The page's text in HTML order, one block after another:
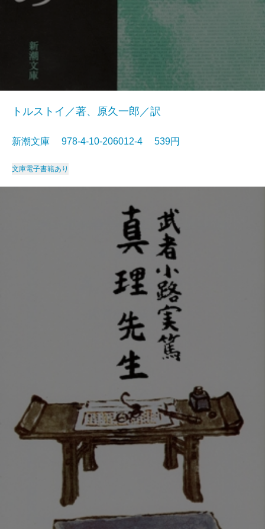
トルストイ／著、原久一郎／訳
新潮文庫 978-4-10-206012-4 539円
文庫電子書籍あり